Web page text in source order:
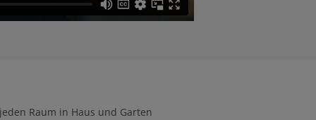
Raum in Haus und Garten